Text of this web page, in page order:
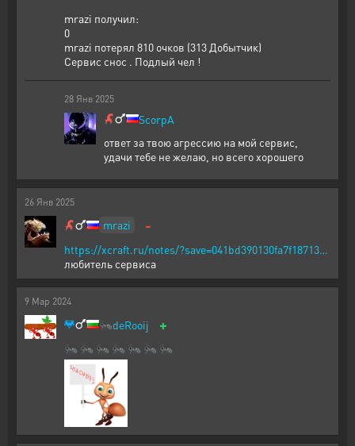
mrazi получил:
0
mrazi потерял 810 очков (313 Добытчик)
Сервис снос . Подлый чел !
28 Янв 2025
ScorpA
ответ за твою агрессию на мой сервис,
удачи тебе не желаю, но всего хорошего
26 Янв 2025
mrazi -
https://xcraft.ru/notes/?save=041bd390130fa7f18713…
любитель сервиса
9 Мар 2024
🐜deRooij +
🐜 🐜 🐜 🐜 🐜 🐜 🐜